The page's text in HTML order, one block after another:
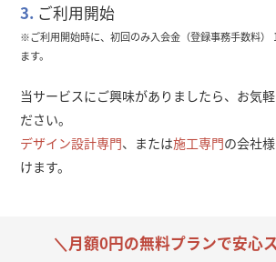
3. ご利用開始
※ご利用開始時に、初回のみ入会金（登録事務手数料）
ます。
当サービスにご興味がありましたら、お気
ださい。
デザイン設計専門、または施工専門の会社
けます。
＼月額0円の無料プランで安心